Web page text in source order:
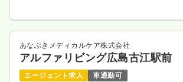
あなぶきメディカルケア株式会社
アルファリビング広島古江駅前
エージェント求人 車通勤可